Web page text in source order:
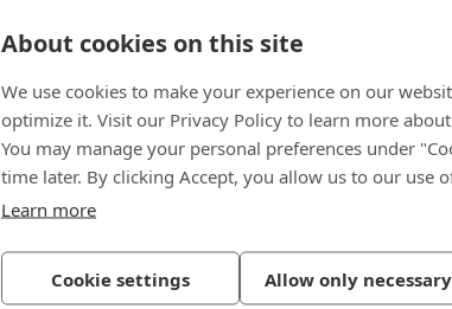
About cookies on this site
We use cookies to make your experience on our
optimize it. Visit our Privacy Policy to learn more
You may manage your personal preferences under
time later. By clicking Accept, you allow us to our use
Learn more
Cookie settings Allow only necessary
BN 23105
MTCONNECTIVITY Power Edge-
Power Edge 直角型带通孔，重载
Press-Fit 技术，引脚覆盖整个表面
黄铜, 镀锡
BN
Power
黄铜, 镀锡